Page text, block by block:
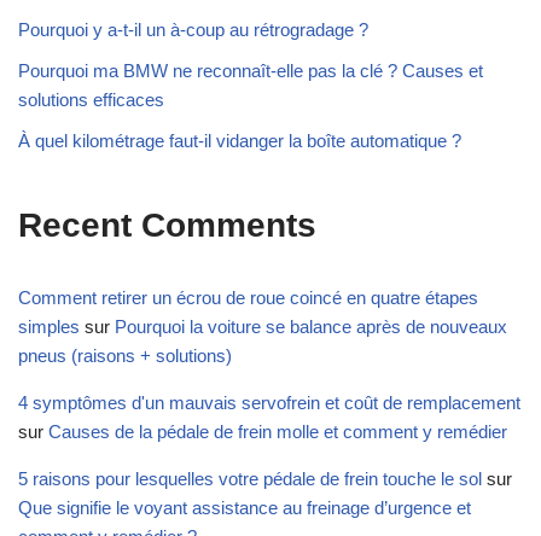
Pourquoi y a-t-il un à-coup au rétrogradage ?
Pourquoi ma BMW ne reconnaît-elle pas la clé ? Causes et
solutions efficaces
À quel kilométrage faut-il vidanger la boîte automatique ?
Recent Comments
Comment retirer un écrou de roue coincé en quatre étapes
simples sur Pourquoi la voiture se balance après de nouveaux
pneus (raisons + solutions)
4 symptômes d'un mauvais servofrein et coût de remplacement
sur Causes de la pédale de frein molle et comment y remédier
5 raisons pour lesquelles votre pédale de frein touche le sol sur
Que signifie le voyant assistance au freinage d’urgence et